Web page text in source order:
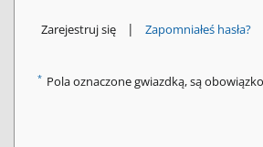
Zarejestruj się | Zapomniałeś hasła?
* Pola oznaczone gwiazdką, są